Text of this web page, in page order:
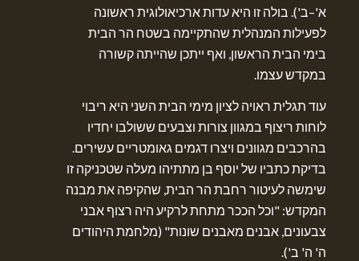
א'–ב'). בולה זו היא עדות ארכיאולוגית ראשונה
לפעילות המנהלית שהתקיימה בשטח הר הבית
בימי הבית הראשון, ואף ייתכן שהייתה קשורה
במקדש עצמו.
עוד תגלית ראויה לציון מימי הבית השני היא ריבוי
לוחות ריצוף במגוון צורות וצבעים ששולבו יחדיו
בהרכבים מגוונים ויצרו דגמים גאומטריים עשירים.
בדיקת כתביו של יוסף בן מתתיהו מעלה שטכניקה זו
שימשה לעיטור רחבת הר הבית, שהקיפה את מבנה
המקדש: "וכל הככר מתחת לרקיע היה רצוף אבני
צבעונים, אבנים מאבנים שונות" (מלחמת היהודים
ה' ה' ב').